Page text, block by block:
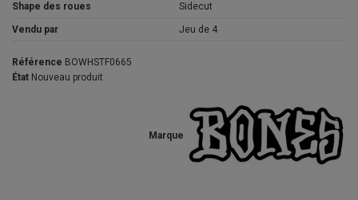
Shape des roues Sidecut
Vendu par Jeu de 4
Marque
Référence BOWHSTF0665
État Nouveau produit